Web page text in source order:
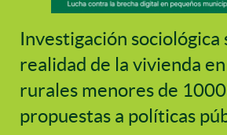
Investigación sociológica
realidad de la vivienda
rurales menores de
propuestas a políticas